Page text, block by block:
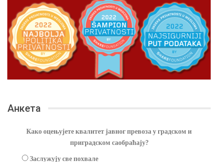
Анкета
Како оцењујете квалитет јавног превоза у градском и
приградском саобраћају?
Заслужују све похвале